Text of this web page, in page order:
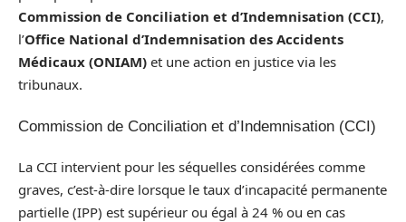
Commission de Conciliation et d’Indemnisation (CCI),
l’Office National d’Indemnisation des Accidents
Médicaux (ONIAM) et une action en justice via les
tribunaux.
Commission de Conciliation et d’Indemnisation (CCI)
La CCI intervient pour les séquelles considérées comme
graves, c’est-à-dire lorsque le taux d’incapacité permanente
partielle (IPP) est supérieur ou égal à 24 % ou en cas